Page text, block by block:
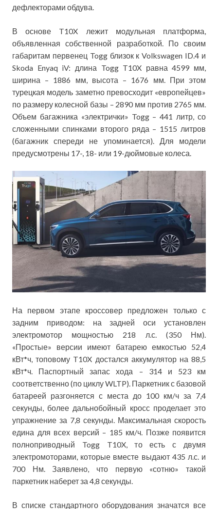
дефлекторами обдува.
В основе T10X лежит модульная платформа,
объявленная собственной разработкой. По своим
габаритам первенец Togg близок к Volkswagen ID.4 и
Skoda Enyaq iV: длина Togg T10X равна 4599 мм,
ширина – 1886 мм, высота – 1676 мм. При этом
турецкая модель заметно превосходит «европейцев»
по размеру колесной базы – 2890 мм против 2765 мм.
Объем багажника «электрички» Togg – 441 литр, со
сложенными спинками второго ряда – 1515 литров
(багажник спереди не упоминается). Для модели
предусмотрены 17-, 18- или 19-дюймовые колеса.
На первом этапе кроссовер предложен только с
задним приводом: на задней оси установлен
электромотор мощностью 218 л.с. (350 Нм).
«Простые» версии имеют батарею емкостью 52,4
кВт*ч, топовому T10X достался аккумулятор на 88,5
кВт*ч. Паспортный запас хода – 314 и 523 км
соответственно (по циклу WLTP). Паркетник с базовой
батареей разгоняется с места до 100 км/ч за 7,4
секунды, более дальнобойный кросс проделает это
упражнение за 7,8 секунды. Максимальная скорость
едина для всех версий – 185 км/ч. Позже появится
полноприводный Togg T10X, то есть с двумя
электромоторами, которые вместе выдают 435 л.с. и
700 Нм. Заявлено, что первую «сотню» такой
паркетник наберет за 4,8 секунды.
В списке стандартного оборудования значатся все